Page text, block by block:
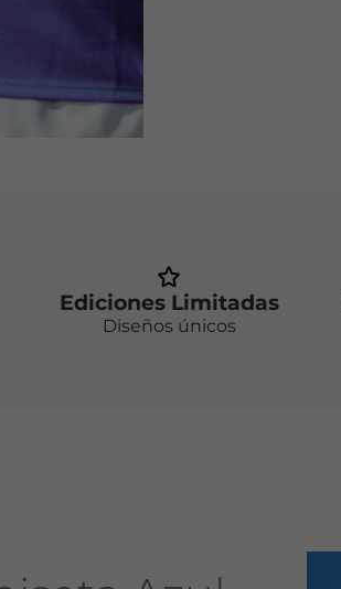
Ediciones Limitadas
Diseños únicos